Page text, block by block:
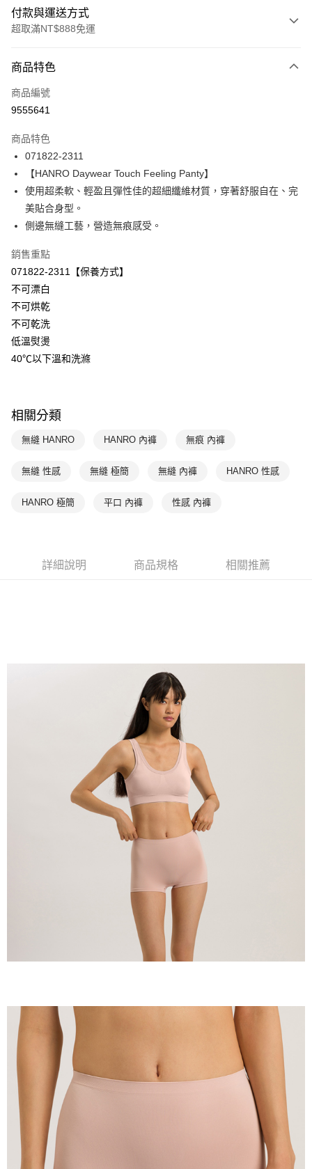
付款與運送方式
超取滿NT$888免運
信用卡一次付款
信用卡分期付款
合作金庫商業銀行
華南商業銀行
上海商業儲蓄銀行
台北富邦商業銀行
國泰世華商業銀行
兆豐國際商業銀行
臺灣中小企業銀行
匯豐（台灣）商業銀行
聯邦商業銀行
元大商業銀行
台新國際商業銀行
台灣樂天信用卡公司
Apple Pay
悠遊付
全盈+PAY
ATM付款
運送方式
付款後全家取貨$888免運-以PackAge+配客嘉循環箱包裝寄出
每筆NT$90，滿NT$888(含以上)免運費
付款後萊爾富取貨
每筆NT$90，滿NT$1,000(含以上)免運費
宅配
商品特色
商品編號
9555641
商品特色
071822-2311
【HANRO Daywear Touch Feeling Panty】
使用超柔軟、輕盈且彈性佳的超細纖維材質，穿著舒服自在、完
美貼合身型。
側邊無縫工藝，營造無痕感受。
銷售重點
071822-2311【保養方式】
不可漂白
不可烘乾
不可乾洗
低溫熨燙
40℃以下溫和洗滌
相關分類
無縫 HANRO HANRO 內褲 無痕 內褲
無縫 性感 無縫 極簡 無縫 內褲 HANRO 性感
HANRO 極簡 平口 內褲 性感 內褲
詳細說明 商品規格 相關推薦